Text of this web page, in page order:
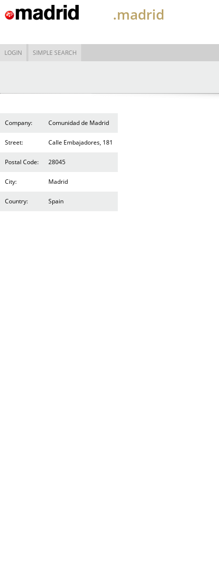
.madrid
LOGIN SIMPLE SEARCH
Company: Comunidad de Madrid
Street: Calle Embajadores, 181
Postal Code: 28045
City: Madrid
Country: Spain